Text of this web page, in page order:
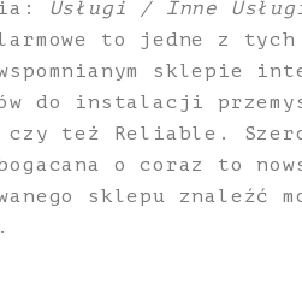
Usługi / Inne
to jedne z
sklepie
do instalacji
też Reliable.
o coraz to
sklepu znaleźć